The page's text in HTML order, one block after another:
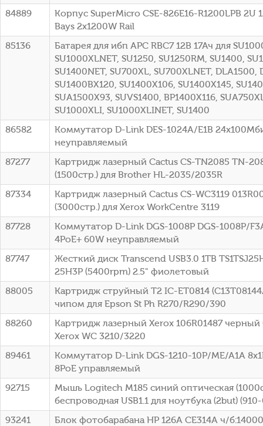
84889
Корпус SuperMicro CSE-826E16-R1200LPB 2U
Bays 2x1200W Rail
85136
Батарея для ибп APC RBC7 12В 17Ач для
SU1000XLNET, SU1250, SU1250RM, SU1400,
SU1400NET, SU700XL, SU700XLNET, DLA1500,
SU1400BX120, SU1400X106, SU1400X145,
SUA1500X93, SUVS1400, BP1400X116,
SU1000XLI, SU1000XLINET, SU1400
86582
Коммутатор D-Link DES-1024A/E1B
неуправляемый
87277
Картридж лазерный Cactus CS-TN2085 TN-
(1500стр.) для Brother HL-2035/2035R
87334
Картридж лазерный Cactus CS-WC3119
(3000стр.) для Xerox WorkCentre 3119
87728
Коммутатор D-Link DGS-1008P DGS-1008P/
4PoE+ 60W неуправляемый
87747
Жесткий диск Transcend USB3.0 1TB
25H3P (5400rpm) 2.5" фиолетовый
88005
Картридж струйный T2 IC-ET0814
чипом для Epson St Ph R270/R290/390
88260
Картридж лазерный Xerox 106R01487 черный
Xerox WC 3210/3220
89461
Коммутатор D-Link DGS-1210-10P/ME/A1A
8PoE управляемый
92715
Мышь Logitech M185 синий оптическая
беспроводная USB1.1 для ноутбука (2but)
93241
Блок фотобарабана HP 126A CE314A ч/